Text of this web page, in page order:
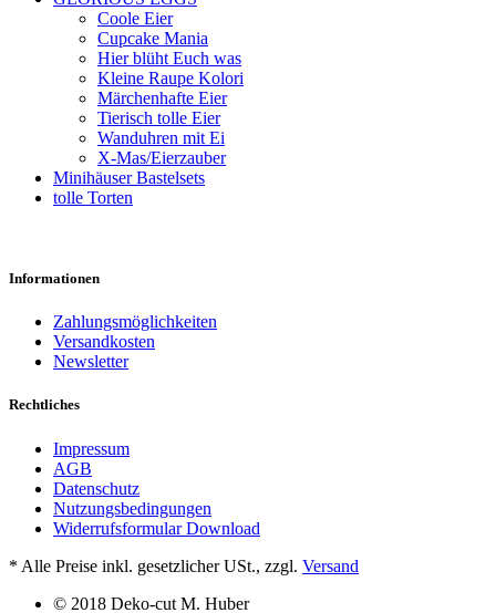
Coole Eier
Cupcake Mania
Hier blüht Euch was
Kleine Raupe Kolori
Märchenhafte Eier
Tierisch tolle Eier
Wanduhren mit Ei
X-Mas/Eierzauber
Minihäuser Bastelsets
tolle Torten
Informationen
Zahlungsmöglichkeiten
Versandkosten
Newsletter
Rechtliches
Impressum
AGB
Datenschutz
Nutzungsbedingungen
Widerrufsformular Download
* Alle Preise inkl. gesetzlicher USt., zzgl. Versand
© 2018 Deko-cut M. Huber